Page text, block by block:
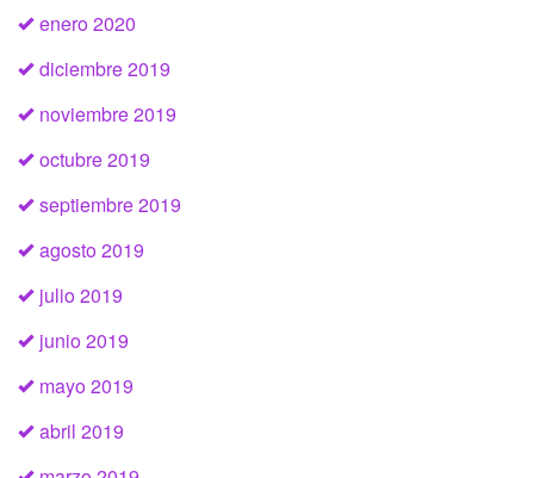
enero 2020
diciembre 2019
noviembre 2019
octubre 2019
septiembre 2019
agosto 2019
julio 2019
junio 2019
mayo 2019
abril 2019